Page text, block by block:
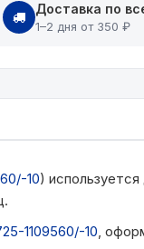
Доставка по
1–2 дня от 350 ₽
10)
1109560/-10,